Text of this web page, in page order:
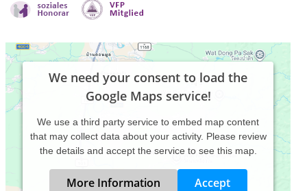
We need your consent to load the
Google Maps service!
We use a third party service to embed map content
that may collect data about your activity. Please review
the details and accept the service to see this map.
More Information Accept